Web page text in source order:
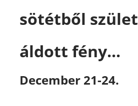
sötétből
áldott fény...
December 21-24.